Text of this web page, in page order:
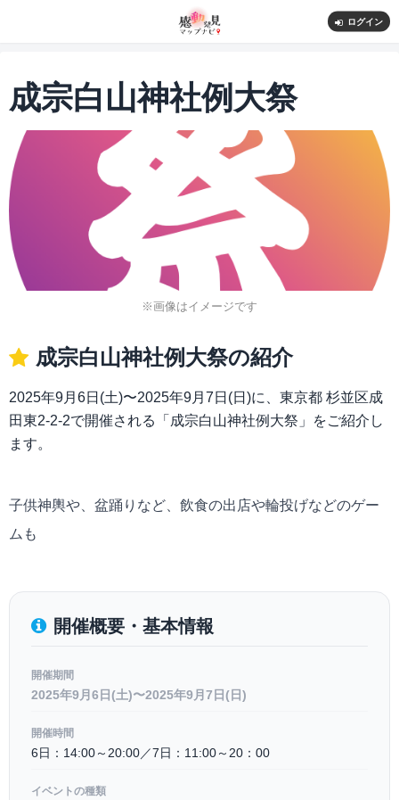
ログイン
成宗白山神社例大祭
※画像はイメージです
成宗白山神社例大祭の紹介
2025年9月6日(土)〜2025年9月7日(日)に、東京都 杉並区成
田東2-2-2で開催される「成宗白山神社例大祭」をご紹介し
ます。
子供神輿や、盆踊りなど、飲食の出店や輪投げなどのゲー
ムも
開催概要・基本情報
開催期間
2025年9月6日(土)〜2025年9月7日(日)
開催時間
6日：14:00～20:00／7日：11:00～20：00
イベントの種類